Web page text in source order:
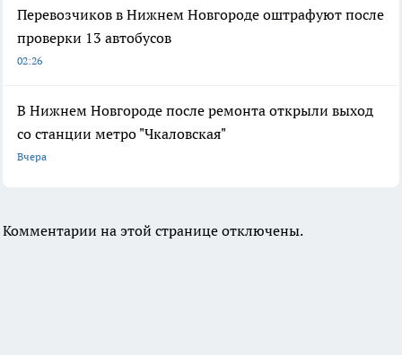
Перевозчиков в Нижнем Новгороде оштрафуют после
проверки 13 автобусов
02:26
В Нижнем Новгороде после ремонта открыли выход
со станции метро "Чкаловская"
Вчера
Комментарии на этой странице отключены.